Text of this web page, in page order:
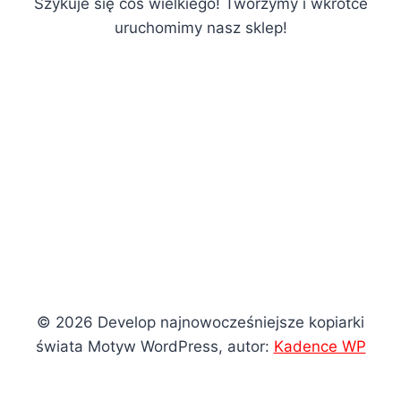
uruchomimy nasz sklep!
© 2026 Develop najnowocześniejsze kopiarki
świata Motyw WordPress, autor: Kadence WP